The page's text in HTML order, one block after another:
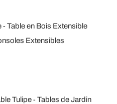
Table en Bois Extensible
Extensibles
Tulipe Tables de Jardin